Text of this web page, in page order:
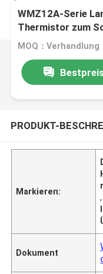
WMZ12A-Serie
Thermistor zum
MOQ：Verhandlung
PRODUKT-
Markieren:
r
,
Dokument